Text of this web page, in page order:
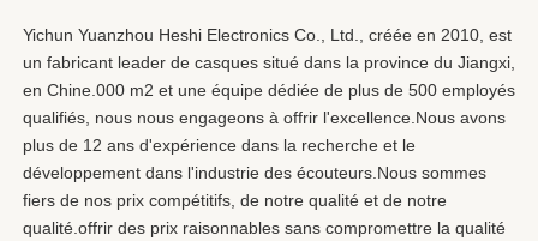
Yichun Yuanzhou Heshi Electronics Co., Ltd., créée en 2010, est
un fabricant leader de casques situé dans la province du Jiangxi,
en Chine.000 m2 et une équipe dédiée de plus de 500 employés
qualifiés, nous nous engageons à offrir l'excellence.Nous avons
plus de 12 ans d'expérience dans la recherche et le
développement dans l'industrie des écouteurs.Nous sommes
fiers de nos prix compétitifs, de notre qualité et de notre
qualité.offrir des prix raisonnables sans compromettre la qualité